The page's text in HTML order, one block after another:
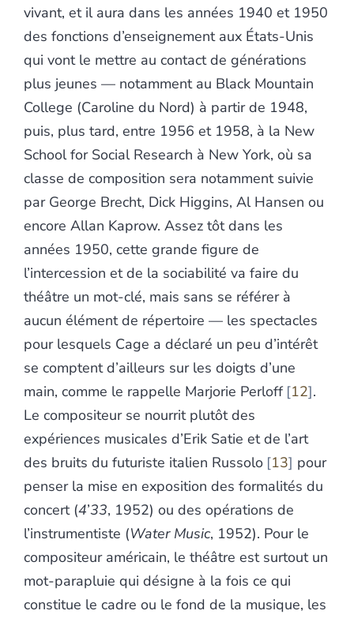
vivant, et il aura dans les années 1940 et 1950
des fonctions d’enseignement aux États-Unis
qui vont le mettre au contact de générations
plus jeunes — notamment au Black Mountain
College (Caroline du Nord) à partir de 1948,
puis, plus tard, entre 1956 et 1958, à la New
School for Social Research à New York, où sa
classe de composition sera notamment suivie
par George Brecht, Dick Higgins, Al Hansen ou
encore Allan Kaprow. Assez tôt dans les
années 1950, cette grande figure de
l’intercession et de la sociabilité va faire du
théâtre un mot-clé, mais sans se référer à
aucun élément de répertoire — les spectacles
pour lesquels Cage a déclaré un peu d’intérêt
se comptent d’ailleurs sur les doigts d’une
main, comme le rappelle Marjorie Perloff 12 .
Le compositeur se nourrit plutôt des
expériences musicales d’Erik Satie et de l’art
des bruits du futuriste italien Russolo 13 pour
penser la mise en exposition des formalités du
concert (4’33, 1952) ou des opérations de
l’instrumentiste (Water Music, 1952). Pour le
compositeur américain, le théâtre est surtout un
mot-parapluie qui désigne à la fois ce qui
constitue le cadre ou le fond de la musique, les